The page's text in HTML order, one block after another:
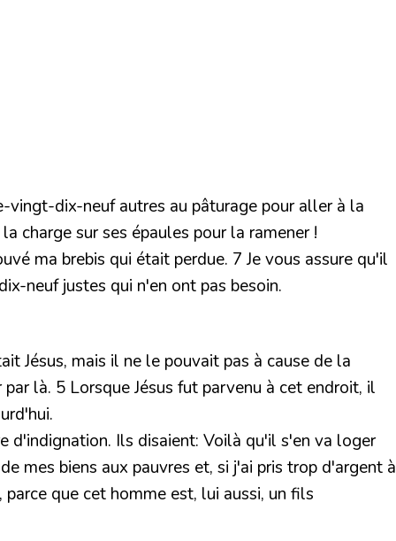
vingt-dix-neuf autres au pâturage pour aller à la
charge sur ses épaules pour la ramener !
ma brebis qui était perdue. 7 Je vous assure qu'il
neuf justes qui n'en ont pas besoin.
Jésus, mais il ne le pouvait pas à cause de la
là. 5 Lorsque Jésus fut parvenu à cet endroit, il
d'indignation. Ils disaient: Voilà qu'il s'en va loger
mes biens aux pauvres et, si j'ai pris trop d'argent à
que cet homme est, lui aussi, un fils